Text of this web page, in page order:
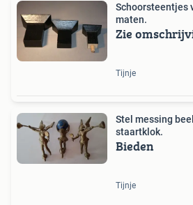
Schoorsteentjes
maten.
Zie
Tijnje
Stel messing
staartklok.
Bieden
Tijnje